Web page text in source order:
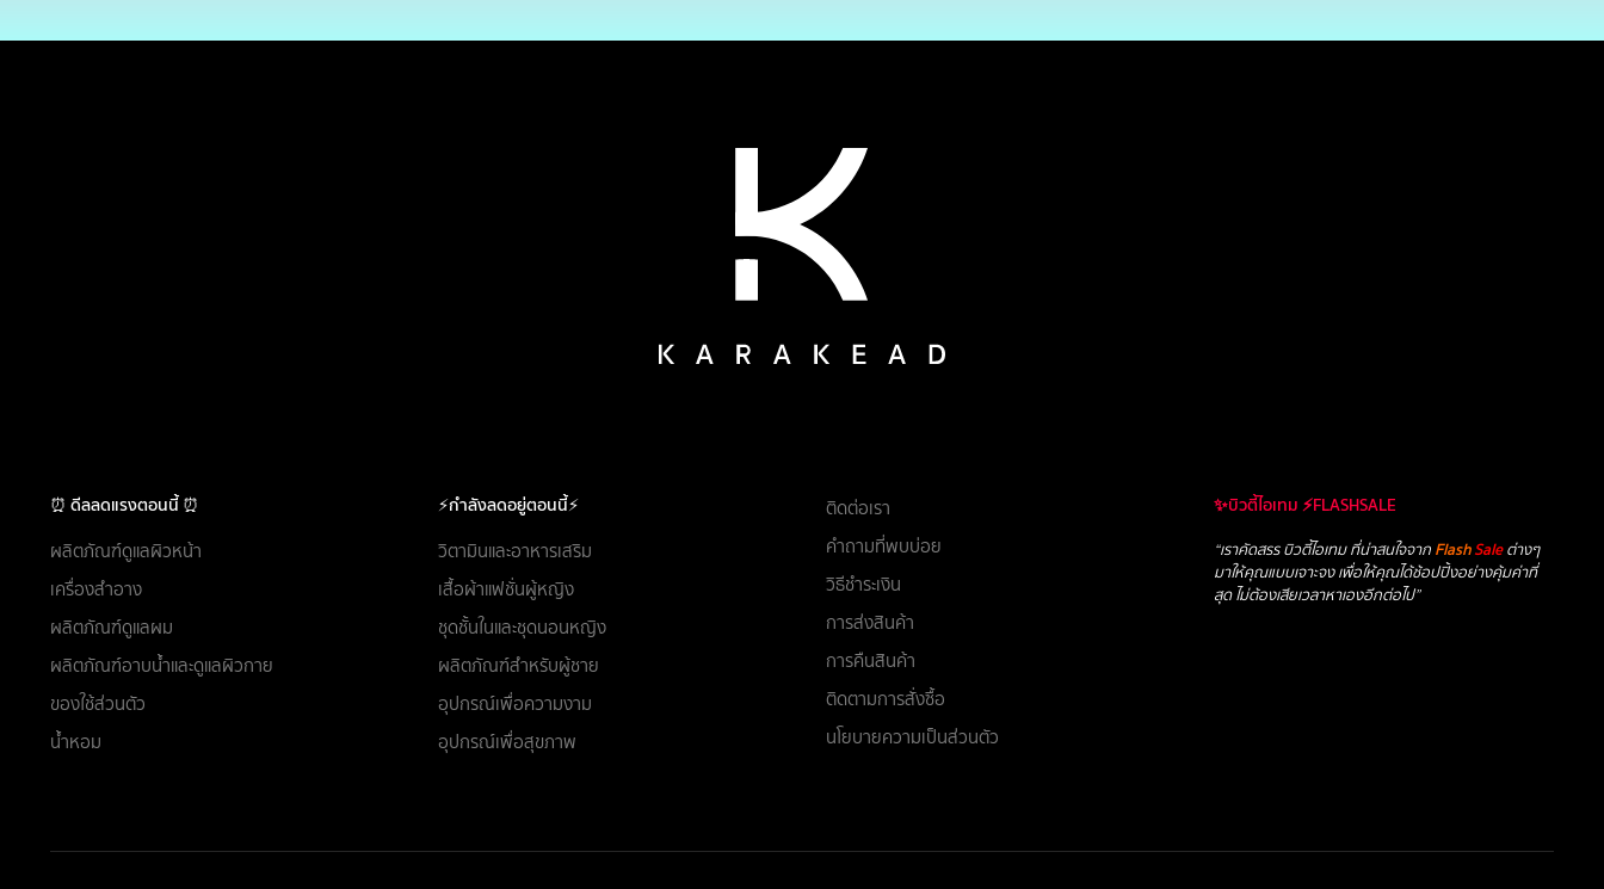
⏰ ดีลลดแรงตอนนี้ ⏰
ผลิตภัณฑ์ดูแลผิวหน้า
เครื่องสำอาง
ผลิตภัณฑ์ดูแลผม
ผลิตภัณฑ์อาบน้ำและดูแลผิวกาย
ของใช้ส่วนตัว
น้ำหอม
⚡กำลังลดอยู่ตอนนี้⚡
วิตามินและอาหารเสริม
เสื้อผ้าแฟชั่นผู้หญิง
ชุดชั้นในและชุดนอนหญิง
ผลิตภัณฑ์สำหรับผู้ชาย
อุปกรณ์เพื่อความงาม
อุปกรณ์เพื่อสุขภาพ
ติดต่อเรา
คำถามที่พบบ่อย
วิธีชำระเงิน
การส่งสินค้า
การคืนสินค้า
ติดตามการสั่งซื้อ
นโยบายความเป็นส่วนตัว
✨บิวตี้ไอเทม ⚡FLASHSALE
“เราคัดสรร บิวตี้ไอเทม ที่น่าสนใจจาก FlashSaleต่างๆ
มาให้คุณแบบเจาะจง เพื่อให้คุณได้ช้อปปิ้งอย่างคุ้มค่าที่
สุด ไม่ต้องเสียเวลาหาเองอีกต่อไป”